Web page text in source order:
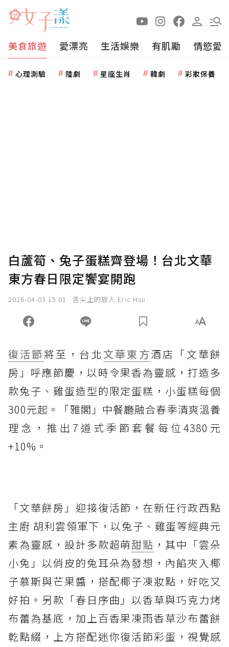
美食旅遊 愛漂亮 生活娛樂 有肌勵 情慾愛
心理測驗 陸劇 星座生肖 韓劇 彩妝保養
白蘆筍、兔子蛋糕齊登場！台北文華
東方春日限定饗宴開跑
2026-04-03 15:01 舌尖上的旅人 Eric Hsu
復活節將至，台北 文華東方酒店「文華餅
房」呼應節慶，以時令果香為靈感，打造多
款兔子、雞蛋造型的限定蛋糕，小蛋糕每個
300元起。「雅閣」中餐廳融合春季清爽溫養
理念，推出7道式季節套餐每位4380元
+10%。
「文華餅房」迎接復活節，在新任行政西點
主廚 胡利雲領軍下，以兔子、雞蛋等經典元
素為靈感，設計多款超萌甜點 ，其中「雲朵
小兔」以俏皮的兔耳朵為發想，內餡夾入椰
子慕斯與芒果醬，搭配椰子凍妝點，好吃又
好拍。另款「春日序曲」以香草與巧克力烤
布蕾為基底，加上百香果凍雨香草沙布蕾餅
乾點綴，上方搭配迷你復活節彩蛋，視覺感